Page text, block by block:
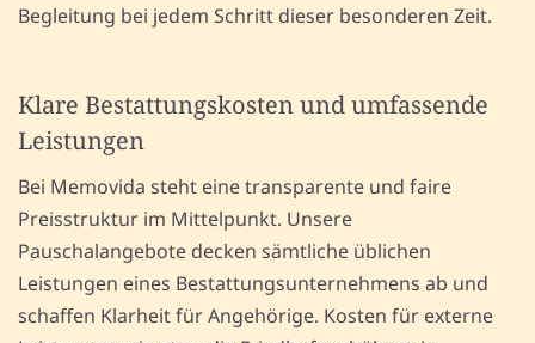
Begleitung bei jedem Schritt dieser besonderen Zeit.
Klare Bestattungskosten und umfassende
Leistungen
Bei Memovida steht eine transparente und faire
Preisstruktur im Mittelpunkt. Unsere
Pauschalangebote decken sämtliche üblichen
Leistungen eines Bestattungsunternehmens ab und
schaffen Klarheit für Angehörige. Kosten für externe